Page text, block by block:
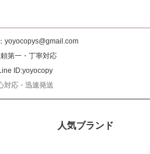
yoyocopys@gmail.com
第一・丁寧対応
ID:yoyocopy
対応・迅速発送
人気ブランド